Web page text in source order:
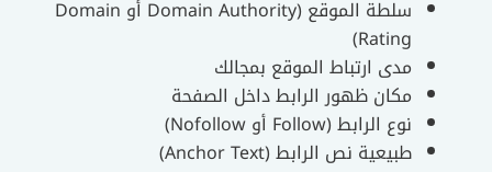
سلطة الموقع (Domain Authority أو Domain
Rating)
مدى ارتباط الموقع بمجالك
مكان ظهور الرابط داخل الصفحة
نوع الرابط (Follow أو Nofollow)
طبيعية نص الرابط (Anchor Text)